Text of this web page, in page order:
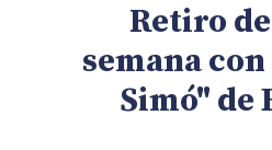
Retiro
semana
Simó" de